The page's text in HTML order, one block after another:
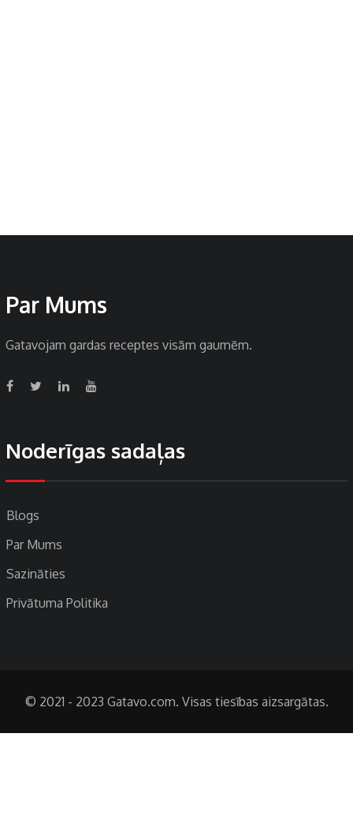
Par Mums
Gatavojam gardas receptes visām gaumēm.
Noderīgas sadaļas
Blogs
Par Mums
Sazināties
Privātuma Politika
© 2021 - 2023 Gatavo.com. Visas tiesības aizsargātas.